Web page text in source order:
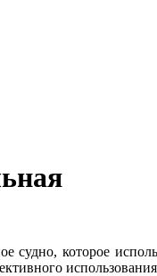
судно, которое